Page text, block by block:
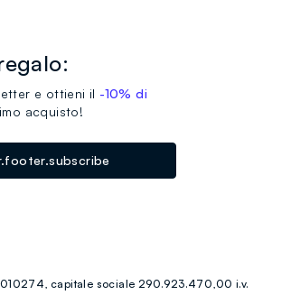
e ottieni il -10% di
acquisto!
capitale sociale 290.923.470,00 i.v.